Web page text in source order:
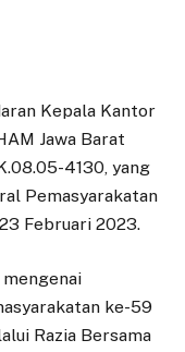
Kepala Kantor
Jawa Barat
4130, yang
Pemasyarakatan
Februari 2023.
ke-59
Razia Bersama